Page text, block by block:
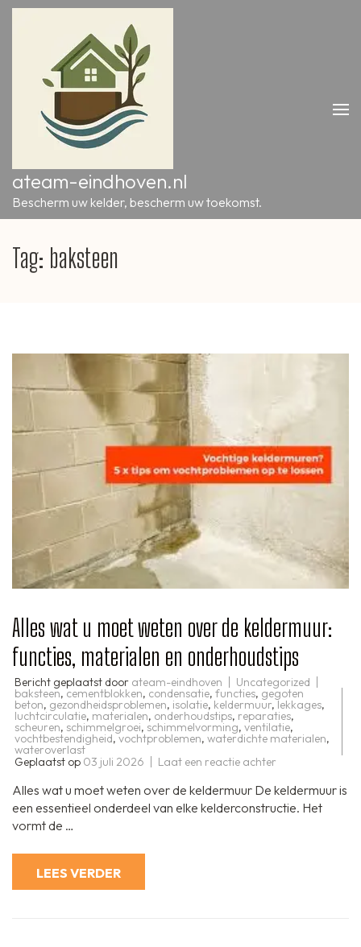
Ga
ateam-eindhoven.nl
Bescherm uw kelder, bescherm uw toekomst.
Tag: baksteen
Alles wat u moet weten over de keldermuur:
functies, materialen en onderhoudstips
Bericht geplaatst door ateam-eindhoven Uncategorized
baksteen, cementblokken, condensatie, functies, gegoten
beton, gezondheidsproblemen, isolatie, keldermuur,lekkages,
luchtcirculatie, materialen, onderhoudstips, reparaties,
scheuren, schimmelgroei, schimmelvorming, ventilatie,
vochtbestendigheid,vochtproblemen, waterdichte materialen,
wateroverlast
Geplaatst op 03 juli 2026 Laat een reactie achter
wat
u
moet
Alles wat u moet weten over de keldermuur De keldermuur is
een essentieel onderdeel van elke kelderconstructie. Het
vormt de …
LEES VERDER